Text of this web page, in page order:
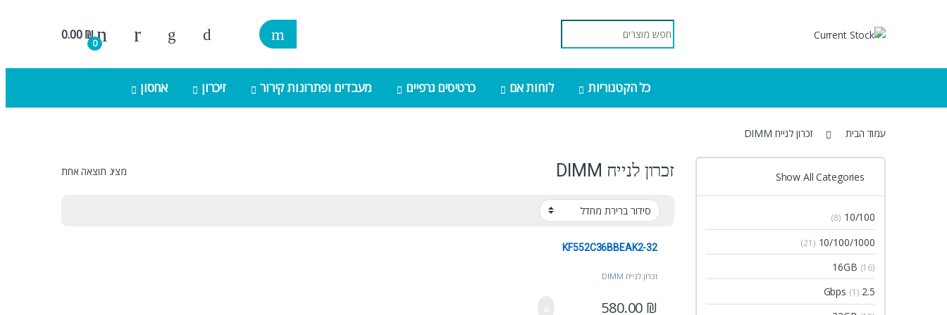
Search for:
0
0.00₪
כל הקטגוריות לוחות אם כרטיסים גרפיים מעבדים ופתרונות קירור זיכרון אחסון
עמוד הבית זכרון לנייח DIMM
זכרון לנייח DIMM מציג תוצאה אחת
זכרון לנייח DIMM
KF552C36BBEAK2-32
580.00 ₪
Show All Categories
10/100
(8)
10/100/1000
(21)
16GB (16)
2.5 Gbps
(1)